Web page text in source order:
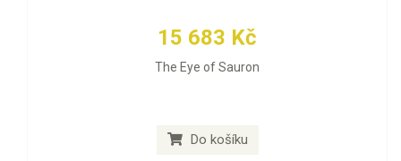
15 683 Kč
The Eye of Sauron
Do košíku